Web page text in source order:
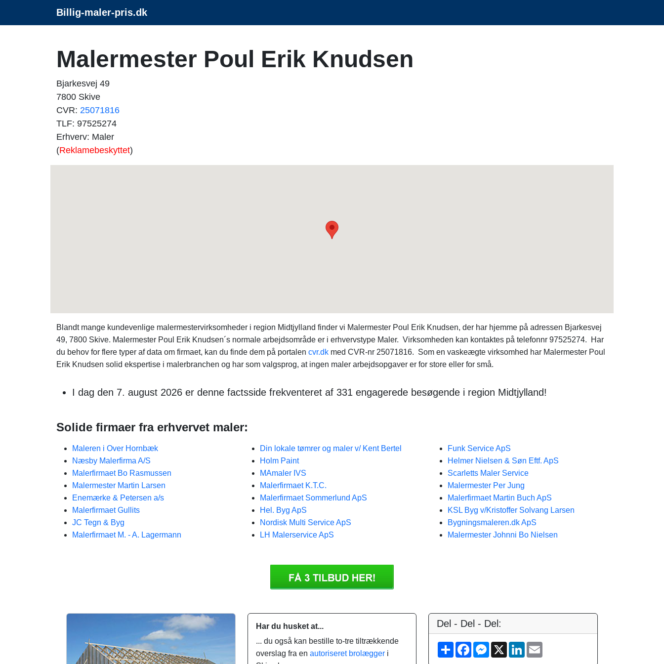
Billig-maler-pris.dk
Malermester Poul Erik Knudsen
Bjarkesvej 49
7800 Skive
CVR: 25071816
TLF: 97525274
Erhverv: Maler
(Reklamebeskyttet)
Blandt mange kundevenlige malermestervirksomheder i region Midtjylland finder vi Malermester Poul Erik Knudsen, der har hjemme på adressen Bjarkesvej
49, 7800 Skive. Malermester Poul Erik Knudsen´s normale arbejdsområde er i erhvervstype Maler. Virksomheden kan kontaktes på telefonnr 97525274. Har
du behov for flere typer af data om firmaet, kan du finde dem på portalen cvr.dk med CVR-nr 25071816. Som en vaskeægte virksomhed har Malermester Poul
Erik Knudsen solid ekspertise i malerbranchen og har som valgsprog, at ingen maler arbejdsopgaver er for store eller for små.
I dag den 7. august 2026 er denne factsside frekventeret af 331 engagerede besøgende i region Midtjylland!
Solide firmaer fra erhvervet maler:
Maleren i Over Hornbæk
Næsby Malerfirma A/S
Malerfirmaet Bo Rasmussen
Malermester Martin Larsen
Enemærke & Petersen a/s
Malerfirmaet Gullits
JC Tegn & Byg
Malerfirmaet M. - A. Lagermann
Din lokale tømrer og maler v/ Kent Bertel
Holm Paint
MAmaler IVS
Malerfirmaet K.T.C.
Malerfirmaet Sommerlund ApS
Hel. Byg ApS
Nordisk Multi Service ApS
LH Malerservice ApS
Funk Service ApS
Helmer Nielsen & Søn Eftf. ApS
Scarletts Maler Service
Malermester Per Jung
Malerfirmaet Martin Buch ApS
KSL Byg v/Kristoffer Solvang Larsen
Bygningsmaleren.dk ApS
Malermester Johnni Bo Nielsen
Har du husket at...
... du også kan bestille to-tre tiltrækkende
overslag fra en autoriseret brolæggeri
Del - Del - Del:
S
h
F
a
M
X
L